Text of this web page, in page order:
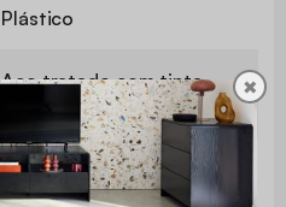
Plástico
Aço tratado com tinta
Cinza escuro
✖